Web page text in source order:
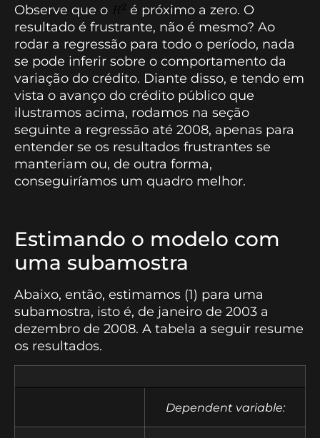
Observe que o
é próximo a zero. O
resultado é frustrante, não é mesmo? Ao
rodar a regressão para todo o período, nada
se pode inferir sobre o comportamento da
variação do crédito. Diante disso, e tendo em
vista o avanço do crédito público que
ilustramos acima, rodamos na seção
seguinte a regressão até 2008, apenas para
entender se os resultados frustrantes se
manteriam ou, de outra forma,
conseguiríamos um quadro melhor.
Estimando o modelo com
uma subamostra
Abaixo, então, estimamos (1) para uma
subamostra, isto é, de janeiro de 2003 a
dezembro de 2008. A tabela a seguir resume
os resultados.
Dependent variable: